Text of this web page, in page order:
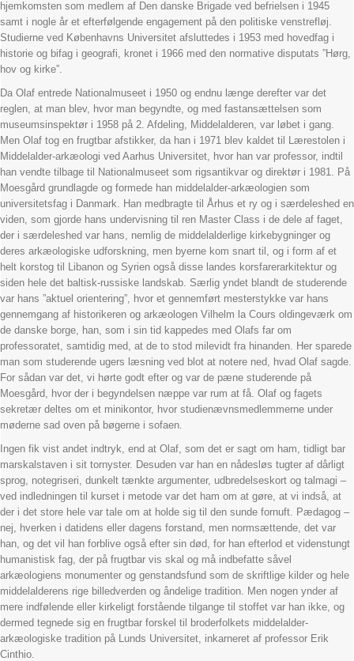
hjemkomsten som medlem af Den danske Brigade ved befrielsen i 1945
samt i nogle år et efterfølgende engagement på den politiske venstrefløj.
Studierne ved Københavns Universitet afsluttedes i 1953 med hovedfag i
historie og bifag i geografi, kronet i 1966 med den normative disputats ”Hørg,
hov og kirke”.
Da Olaf entrede Nationalmuseet i 1950 og endnu længe derefter var det
reglen, at man blev, hvor man begyndte, og med fastansættelsen som
museumsinspektør i 1958 på 2. Afdeling, Middelalderen, var løbet i gang.
Men Olaf tog en frugtbar afstikker, da han i 1971 blev kaldet til Lærestolen i
Middelalder-arkæologi ved Aarhus Universitet, hvor han var professor, indtil
han vendte tilbage til Nationalmuseet som rigsantikvar og direktør i 1981. På
Moesgård grundlagde og formede han middelalder-arkæologien som
universitetsfag i Danmark. Han medbragte til Århus et ry og i særdeleshed en
viden, som gjorde hans undervisning til ren Master Class i de dele af faget,
der i særdeleshed var hans, nemlig de middelalderlige kirkebygninger og
deres arkæologiske udforskning, men byerne kom snart til, og i form af et
helt korstog til Libanon og Syrien også disse landes korsfarerarkitektur og
siden hele det baltisk-russiske landskab. Særlig yndet blandt de studerende
var hans ”aktuel orientering”, hvor et gennemført mesterstykke var hans
gennemgang af historikeren og arkæologen Vilhelm la Cours oldingeværk om
de danske borge, han, som i sin tid kappedes med Olafs far om
professoratet, samtidig med, at de to stod milevidt fra hinanden. Her sparede
man som studerende ugers læsning ved blot at notere ned, hvad Olaf sagde.
For sådan var det, vi hørte godt efter og var de pæne studerende på
Moesgård, hvor der i begyndelsen næppe var rum at få. Olaf og fagets
sekretær deltes om et minikontor, hvor studienævnsmedlemmerne under
møderne sad oven på bøgerne i sofaen.
Ingen fik vist andet indtryk, end at Olaf, som det er sagt om ham, tidligt bar
marskalstaven i sit tornyster. Desuden var han en nådesløs tugter af dårligt
sprog, notegriseri, dunkelt tænkte argumenter, udbredelseskort og talmagi –
ved indledningen til kurset i metode var det ham om at gøre, at vi indså, at
der i det store hele var tale om at holde sig til den sunde fornuft. Pædagog –
nej, hverken i datidens eller dagens forstand, men normsættende, det var
han, og det vil han forblive også efter sin død, for han efterlod et videnstungt
humanistisk fag, der på frugtbar vis skal og må indbefatte såvel
arkæologiens monumenter og genstandsfund som de skriftlige kilder og hele
middelalderens rige billedverden og åndelige tradition. Men nogen ynder af
mere indfølende eller kirkeligt forstående tilgange til stoffet var han ikke, og
dermed tegnede sig en frugtbar forskel til broderfolkets middelalder-
arkæologiske tradition på Lunds Universitet, inkarneret af professor Erik
Cinthio.